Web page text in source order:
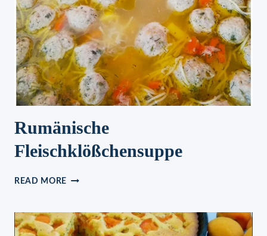
Rumänische
Fleischklößchensuppe
READ MORE RUMÄNISCHE